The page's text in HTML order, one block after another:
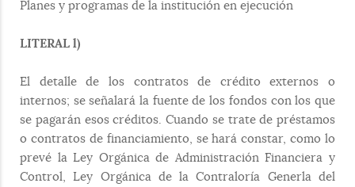
Planes y programas de la institución en ejecución
LITERAL l)
El detalle de los contratos de crédito externos o
internos; se señalará la fuente de los fondos con los que
se pagarán esos créditos. Cuando se trate de préstamos
o contratos de financiamiento, se hará constar, como lo
prevé la Ley Orgánica de Administración Financiera y
Control, Ley Orgánica de la Contraloría Generla del